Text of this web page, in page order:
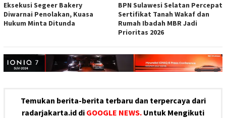
Eksekusi Segeer Bakery
Diwarnai Penolakan, Kuasa
Hukum Minta Ditunda
BPN Sulawesi Selatan Percepat
Sertifikat Tanah Wakaf dan
Rumah Ibadah MBR Jadi
Prioritas 2026
Temukan berita-berita terbaru dan terpercaya dari
radarjakarta.id di GOOGLE NEWS. Untuk Mengikuti